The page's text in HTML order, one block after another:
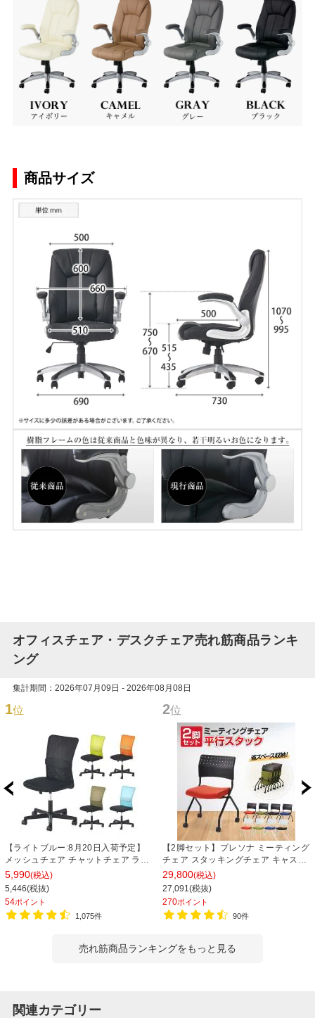
商品サイズ
オフィスチェア・デスクチェア売れ筋商品ランキ
ング
集計期間：2026年07月09日 - 2026年08月08日
1位
【ライトブルー:8月20日入荷予定】
メッシュチェア チャットチェア ラン
バーサポート オフィスチェア デスク
チェア 会議椅子 幅580×奥行580×高
さ835-930mm
5,990(税込)
5,446(税抜)
54ポイント
1,075件
2位
【2脚セット】プレソナ ミーティング
チェア スタッキングチェア キャスタ
ー付き 座面クッション 幅570×奥行
565×高さ805mm 会議室 収納 法人
大人数 重ねる 会議用椅子 会議用チェ
ア
29,800(税込)
27,091(税抜)
270ポイント
90件
売れ筋商品ランキングをもっと見る
関連カテゴリー